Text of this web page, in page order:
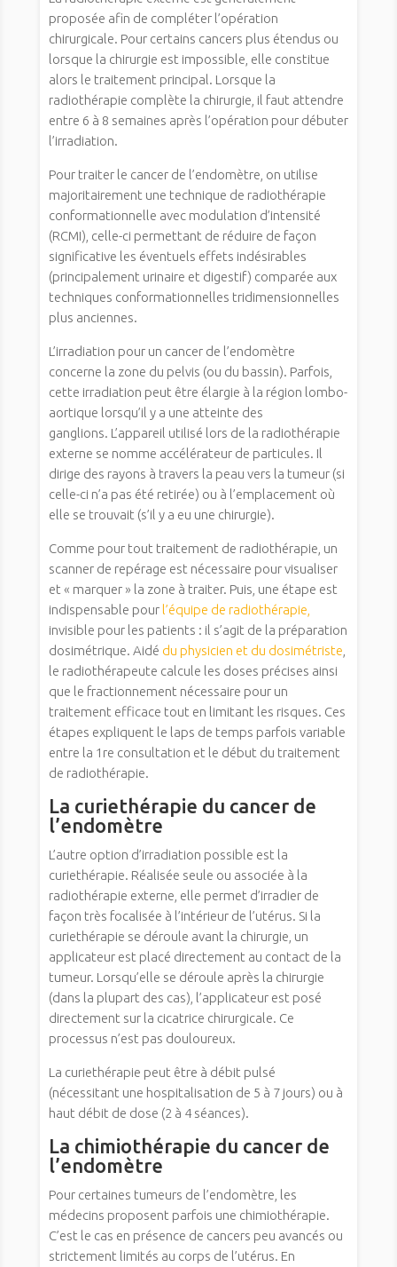
proposée afin de compléter l’opération
chirurgicale. Pour certains cancers plus étendus ou
lorsque la chirurgie est impossible, elle constitue
alors le traitement principal. Lorsque la
radiothérapie complète la chirurgie, il faut attendre
entre 6 à 8 semaines après l’opération pour débuter
l’irradiation.
Pour traiter le cancer de l’endomètre, on utilise
majoritairement une technique de radiothérapie
conformationnelle avec modulation d’intensité
(RCMI), celle-ci permettant de réduire de façon
significative les éventuels effets indésirables
(principalement urinaire et digestif) comparée aux
techniques conformationnelles tridimensionnelles
plus anciennes.
L’irradiation pour un cancer de l’endomètre
concerne la zone du pelvis (ou du bassin). Parfois,
cette irradiation peut être élargie à la région lombo-
aortique lorsqu’il y a une atteinte des
ganglions. L’appareil utilisé lors de la radiothérapie
externe se nomme accélérateur de particules. Il
dirige des rayons à travers la peau vers la tumeur (si
celle-ci n’a pas été retirée) ou à l’emplacement où
elle se trouvait (s’il y a eu une chirurgie).
Comme pour tout traitement de radiothérapie, un
scanner de repérage est nécessaire pour visualiser
et « marquer » la zone à traiter. Puis, une étape est
indispensable pour l’équipe de radiothérapie,
invisible pour les patients : il s’agit de la préparation
dosimétrique. Aidé du physicien et du dosimétriste
le radiothérapeute calcule les doses précises ainsi
que le fractionnement nécessaire pour un
traitement efficace tout en limitant les risques. Ces
étapes expliquent le laps de temps parfois variable
entre la 1re consultation et le début du traitement
de radiothérapie.
La curiethérapie du cancer de
l’endomètre
L’autre option d’irradiation possible est la
curiethérapie. Réalisée seule ou associée à la
radiothérapie externe, elle permet d’irradier de
façon très focalisée à l’intérieur de l’utérus. Si la
curiethérapie se déroule avant la chirurgie, un
applicateur est placé directement au contact de la
tumeur. Lorsqu’elle se déroule après la chirurgie
(dans la plupart des cas), l’applicateur est posé
directement sur la cicatrice chirurgicale. Ce
processus n’est pas douloureux.
La curiethérapie peut être à débit pulsé
(nécessitant une hospitalisation de 5 à 7 jours) ou à
haut débit de dose (2 à 4 séances).
La chimiothérapie du cancer de
l’endomètre
Pour certaines tumeurs de l’endomètre, les
médecins proposent parfois une chimiothérapie.
C’est le cas en présence de cancers peu avancés ou
strictement limités au corps de l’utérus. En